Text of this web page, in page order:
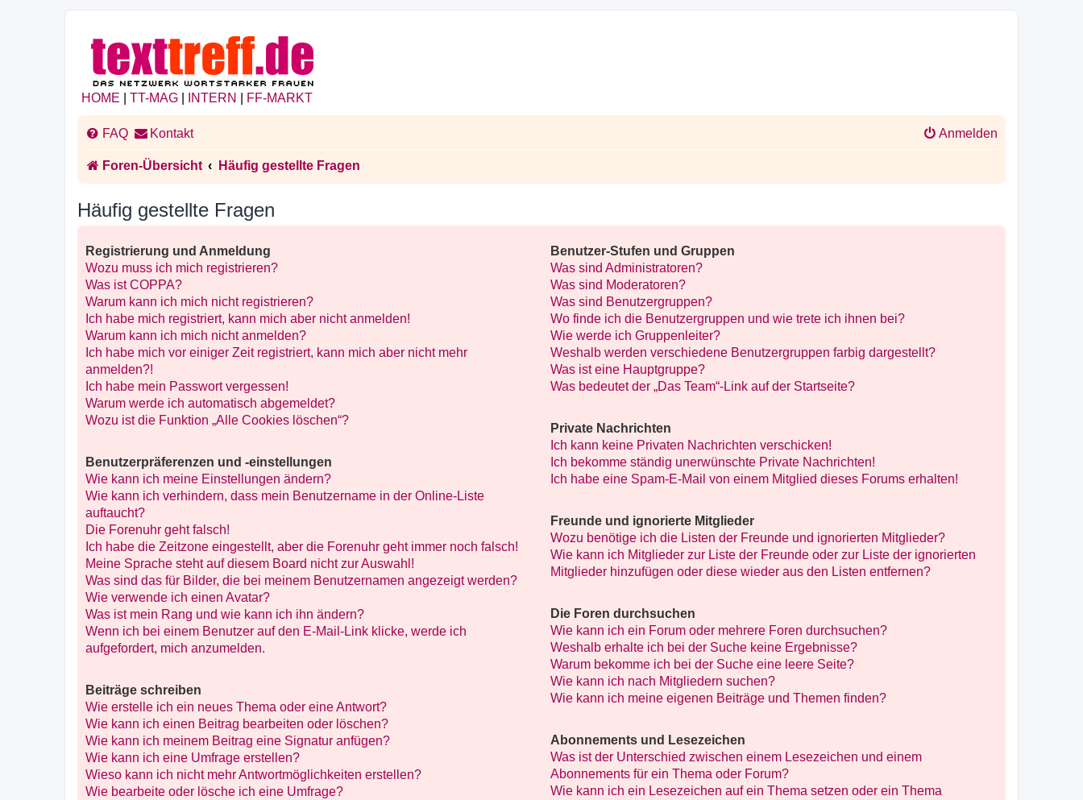
HOME TT-MAG INTERN FF-MARKT
FAQ Kontakt Anmelden
Foren-Übersicht Häufig gestellte Fragen
Häufig gestellte Fragen
Registrierung und Anmeldung
Wozu muss ich mich registrieren?
Was ist COPPA?
Warum kann ich mich nicht registrieren?
Ich habe mich registriert, kann mich aber nicht anmelden!
Warum kann ich mich nicht anmelden?
Ich habe mich vor einiger Zeit registriert, kann mich aber nicht mehr
anmelden?!
Ich habe mein Passwort vergessen!
Warum werde ich automatisch abgemeldet?
Wozu ist die Funktion „Alle Cookies löschen“?
Benutzerpräferenzen und -einstellungen
Wie kann ich meine Einstellungen ändern?
Wie kann ich verhindern, dass mein Benutzername in der Online-Liste
auftaucht?
Die Forenuhr geht falsch!
Ich habe die Zeitzone eingestellt, aber die Forenuhr geht immer noch falsch!
Meine Sprache steht auf diesem Board nicht zur Auswahl!
Was sind das für Bilder, die bei meinem Benutzernamen angezeigt werden?
Wie verwende ich einen Avatar?
Was ist mein Rang und wie kann ich ihn ändern?
Wenn ich bei einem Benutzer auf den E-Mail-Link klicke, werde ich
aufgefordert, mich anzumelden.
Beiträge schreiben
Wie erstelle ich ein neues Thema oder eine Antwort?
Wie kann ich einen Beitrag bearbeiten oder löschen?
Wie kann ich meinem Beitrag eine Signatur anfügen?
Wie kann ich eine Umfrage erstellen?
Wieso kann ich nicht mehr Antwortmöglichkeiten erstellen?
Wie bearbeite oder lösche ich eine Umfrage?
Benutzer-Stufen und Gruppen
Was sind Administratoren?
Was sind Moderatoren?
Was sind Benutzergruppen?
Wo finde ich die Benutzergruppen und wie trete ich ihnen bei?
Wie werde ich Gruppenleiter?
Weshalb werden verschiedene Benutzergruppen farbig dargestellt?
Was ist eine Hauptgruppe?
Was bedeutet der „Das Team“-Link auf der Startseite?
Private Nachrichten
Ich kann keine Privaten Nachrichten verschicken!
Ich bekomme ständig unerwünschte Private Nachrichten!
Ich habe eine Spam-E-Mail von einem Mitglied dieses Forums erhalten!
Freunde und ignorierte Mitglieder
Wozu benötige ich die Listen der Freunde und ignorierten Mitglieder?
Wie kann ich Mitglieder zur Liste der Freunde oder zur Liste der ignorierten
Mitglieder hinzufügen oder diese wieder aus den Listen entfernen?
Die Foren durchsuchen
Wie kann ich ein Forum oder mehrere Foren durchsuchen?
Weshalb erhalte ich bei der Suche keine Ergebnisse?
Warum bekomme ich bei der Suche eine leere Seite?
Wie kann ich nach Mitgliedern suchen?
Wie kann ich meine eigenen Beiträge und Themen finden?
Abonnements und Lesezeichen
Was ist der Unterschied zwischen einem Lesezeichen und einem
Abonnements für ein Thema oder Forum?
Wie kann ich ein Lesezeichen auf ein Thema setzen oder ein Thema